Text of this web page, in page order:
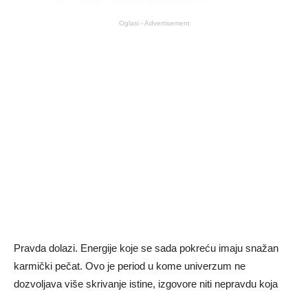
Oglasi - Advertisement
Pravda dolazi. Energije koje se sada pokreću imaju snažan
karmički pečat. Ovo je period u kome univerzum ne
dozvoljava više skrivanje istine, izgovore niti nepravdu koja